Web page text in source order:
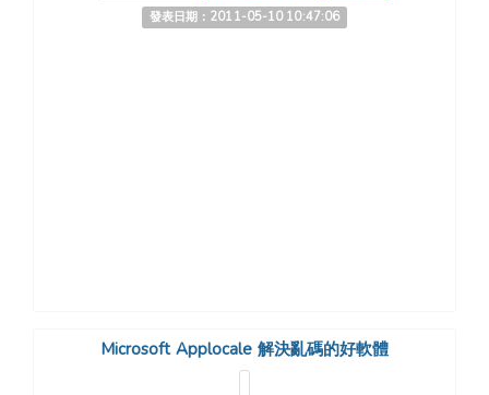
發表日期：2011-05-10 10:47:06
Microsoft Applocale 解決亂碼的好軟體